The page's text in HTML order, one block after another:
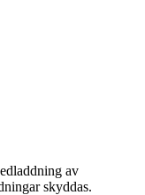
av
skyddas.